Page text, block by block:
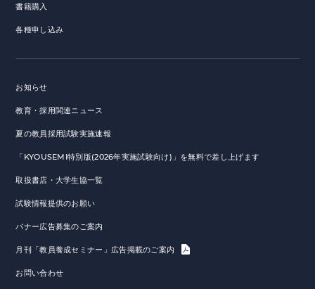
書籍購入
各種申し込み
お知らせ
教育・採用関連ニュース
夏の教員採用試験実施速報
「KYOUSEMI特別版(2026年実施試験向け)」を無料で差し上げます
取扱書店・大学生協一覧
試験情報提供のお願い
バナー広告募集のご案内
月刊「教員養成セミナー」広告掲載のご案内
お問い合わせ